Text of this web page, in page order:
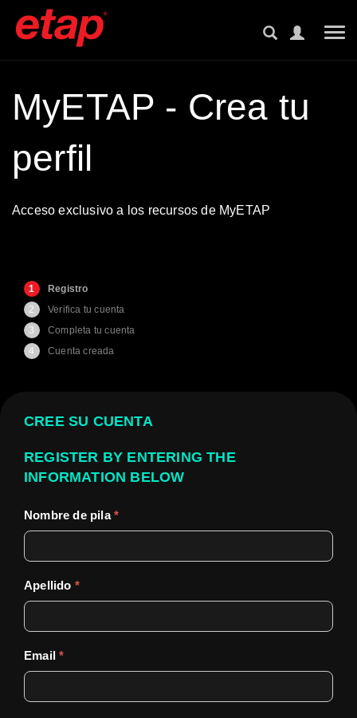
MyETAP - Crea tu
perfil
Acceso exclusivo a los recursos de MyETAP
1
Registro
2
Verifica tu cuenta
3
Completa tu cuenta
4
Cuenta creada
CREE SU CUENTA
REGISTER BY ENTERING THE
INFORMATION BELOW
Nombre de pila*
Apellido *
Email*